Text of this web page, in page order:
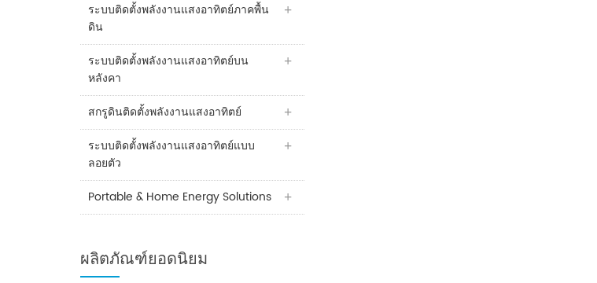
ระบบติดตั้งพลังงานแสงอาทิตย์ภาคพื้น
ดิน
ระบบติดตั้งพลังงานแสงอาทิตย์บน
หลังคา
สกรูดินติดตั้งพลังงานแสงอาทิตย์
ระบบติดตั้งพลังงานแสงอาทิตย์แบบ
ลอยตัว
Portable & Home Energy Solutions
ผลิตภัณฑ์ยอดนิยม